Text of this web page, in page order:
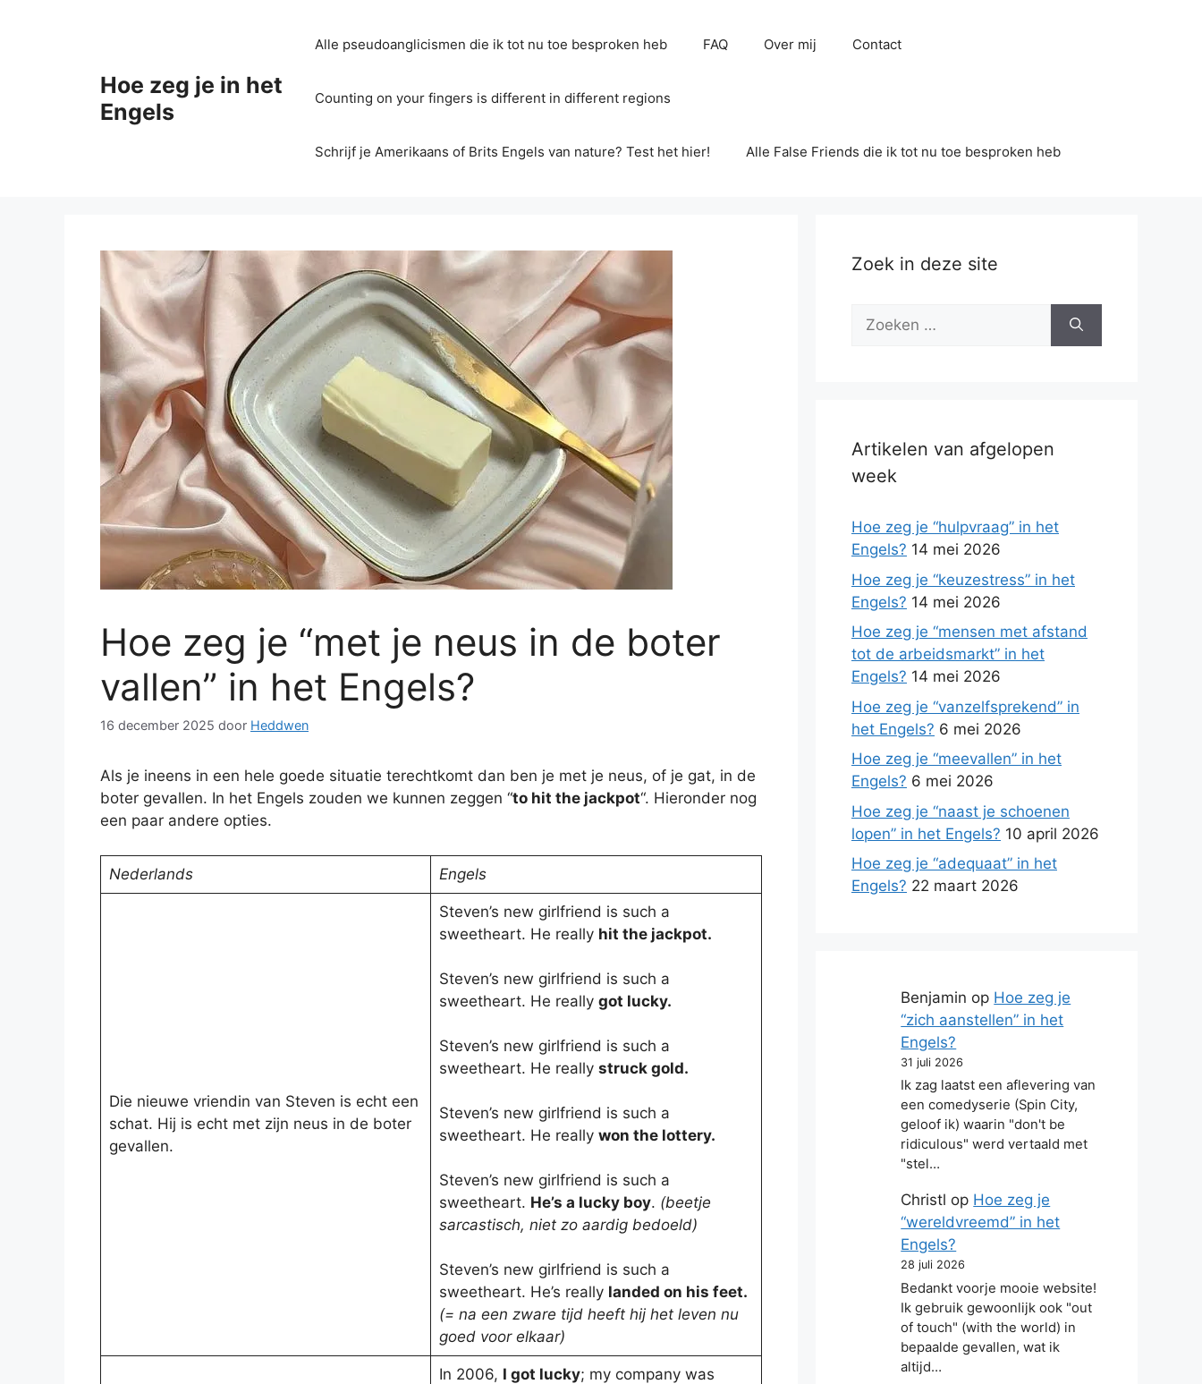
Hoe zeg je in het
Engels
Alle pseudoanglicismen die ik tot nu toe besproken heb FAQ Over mij Contact
Counting on your fingers is different in different regions
Schrijf je Amerikaans of Brits Engels van nature? Test het hier! Alle False Friends die ik tot nu toe besproken heb
Hoe zeg je “met je neus in de boter
vallen” in het Engels?
16 december 2025 door Heddwen
Als je ineens in een hele goede situatie terechtkomt dan ben je met je neus, of je gat, in de
boter gevallen. In het Engels zouden we kunnen zeggen “to hit the jackpot“. Hieronder nog
een paar andere opties.
Nederlands Engels
Die nieuwe vriendin van Steven is echt een
schat. Hij is echt met zijn neus in de boter
gevallen.
Steven’s new girlfriend is such a
sweetheart. He really hit the jackpot.
Steven’s new girlfriend is such a
sweetheart. He really got lucky.
Steven’s new girlfriend is such a
sweetheart. He really struck gold.
Steven’s new girlfriend is such a
sweetheart. He really won the lottery.
Steven’s new girlfriend is such a
sweetheart. He’s a lucky boy. (beetje
sarcastisch, niet zo aardig bedoeld)
Steven’s new girlfriend is such a
sweetheart. He’s really landed on his feet.
(= na een zware tijd heeft hij het leven nu
goed voor elkaar)
In 2006, I got lucky; my company was
Zoek in deze site
Zoek
Artikelen van afgelopen
week
Hoe zeg je “hulpvraag” in het
Engels? 14 mei 2026
Hoe zeg je “keuzestress” in het
Engels? 14 mei 2026
Hoe zeg je “mensen met afstand
tot de arbeidsmarkt” in het
Engels? 14 mei 2026
Hoe zeg je “vanzelfsprekend” in
het Engels? 6 mei 2026
Hoe zeg je “meevallen” in het
Engels? 6 mei 2026
Hoe zeg je “naast je schoenen
lopen” in het Engels? 10 april 2026
Hoe zeg je “adequaat” in het
Engels? 22 maart 2026
Benjamin op Hoe zeg je
“zich aanstellen” in het
Engels?
31 juli 2026
Ik zag laatst een aflevering van
een comedyserie (Spin City,
geloof ik) waarin "don't be
ridiculous" werd vertaald met
"stel…
Christl op Hoe zeg je
“wereldvreemd” in het
Engels?
28 juli 2026
Bedankt voorje mooie website!
Ik gebruik gewoonlijk ook "out
of touch" (with the world) in
bepaalde gevallen, wat ik
altijd…